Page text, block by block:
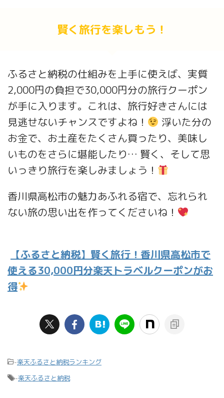
賢く旅行を楽しもう！
ふるさと納税の仕組みを上手に使えば、実質
2,000円の負担で30,000円分の旅行クーポン
が手に入ります。これは、旅行好きさんには
見逃せないチャンスですよね！
浮いた分の
お金で、お土産をたくさん買ったり、美味し
いものをさらに堪能したり… 賢く、そして思
いっきり旅行を楽しみましょう！
香川県高松市の魅力あふれる宿で、忘れられ
ない旅の思い出を作ってくださいね！
【ふるさと納税】賢く旅行！香川県高松市で
使える30,000円分楽天トラベルクーポンがお
得
-楽天ふるさと納税ランキング
-楽天ふるさと納税